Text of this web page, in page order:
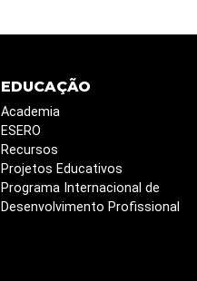
EDUCAÇÃO
Academia
ESERO
Recursos
Projetos Educativos
Programa Internacional de
Desenvolvimento Profissional